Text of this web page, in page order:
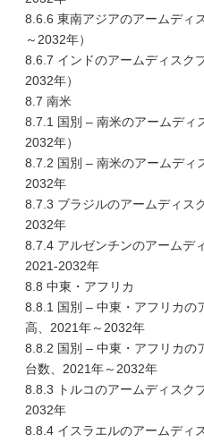
8.6.6 東南アジアのアームディ
～2032年）
8.6.7 インドのアームディスク
2032年）
8.7 南米
8.7.1 国別 – 南米のアームディ
2032年）
8.7.2 国別 – 南米のアームディ
2032年
8.7.3 ブラジルのアームディス
2032年
8.7.4 アルゼンチンのアームデ
2021-2032年
8.8 中東・アフリカ
8.8.1 国別 – 中東・アフリカの
高、2021年～2032年
8.8.2 国別 – 中東・アフリカの
台数、2021年～2032年
8.8.3 トルコのアームディスク
2032年
8.8.4 イスラエルのアームディ